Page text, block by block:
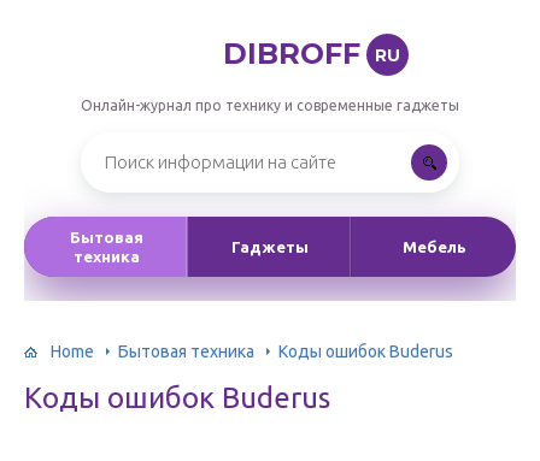
DIBROFF RU
Онлайн-журнал про технику и современные гаджеты
Бытовая
техника
Гаджеты Мебель
Home Бытовая техника Коды ошибок Buderus
Коды ошибок Buderus